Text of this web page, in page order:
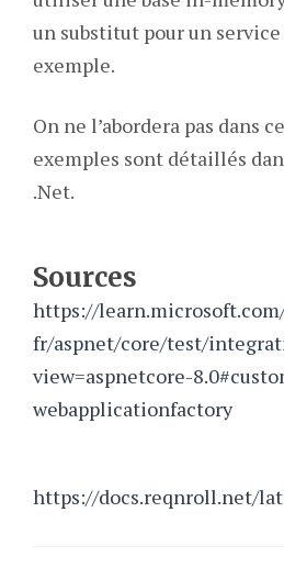
un substitut pour un
exemple.
On ne l’abordera pas dans
exemples sont détaillés
.Net.
Sources
https://
fr/aspnet/core/test/
view=aspnetcore-
webapplicationfactory
https://docs.reqnroll.net/